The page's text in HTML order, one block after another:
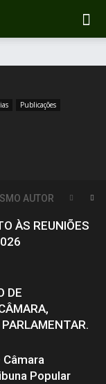
Publicações
AUTOR
ÀS REUNIÕES
DE
Popular